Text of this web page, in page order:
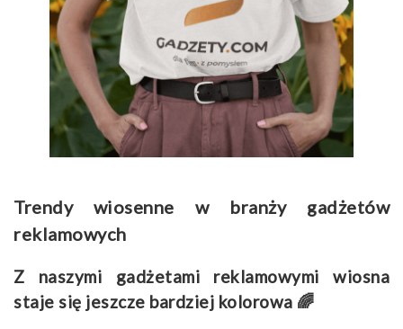
​Trendy wiosenne w branży gadżetów
reklamowych
​Z naszymi gadżetami reklamowymi wiosna
staje się jeszcze bardziej kolorowa 🌈